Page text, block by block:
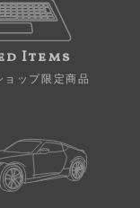
Items
ョップ限定商品